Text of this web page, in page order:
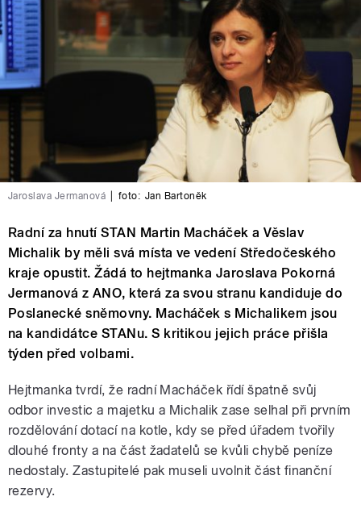
Jaroslava Jermanová foto: Jan Bartoněk
Radní za hnutí STAN Martin Macháček a Věslav
Michalik by měli svá místa ve vedení Středočeského
kraje opustit. Žádá to hejtmanka Jaroslava Pokorná
Jermanová z ANO, která za svou stranu kandiduje do
Poslanecké sněmovny. Macháček s Michalikem jsou
na kandidátce STANu. S kritikou jejich práce přišla
týden před volbami.
Hejtmanka tvrdí, že radní Macháček řídí špatně svůj
odbor investic a majetku a Michalik zase selhal při prvním
rozdělování dotací na kotle, kdy se před úřadem tvořily
dlouhé fronty a na část žadatelů se kvůli chybě peníze
nedostaly. Zastupitelé pak museli uvolnit část finanční
rezervy.